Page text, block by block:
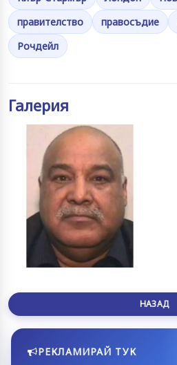
правителство
правосъдие
Рочдейл
Галерия
НАЗАД
РЕКЛАМИРАЙ ТУК